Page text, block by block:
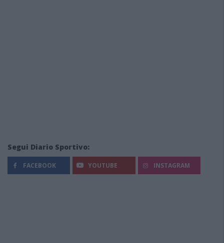
Segui Diario Sportivo:
FACEBOOK YOUTUBE INSTAGRAM